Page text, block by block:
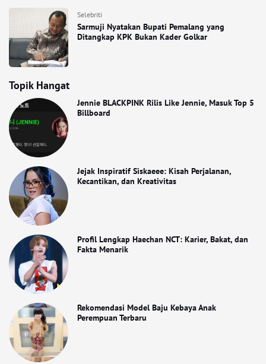
Selebriti
Sarmuji Nyatakan Bupati Pemalang yang
Ditangkap KPK Bukan Kader Golkar
Topik Hangat
Jennie BLACKPINK Rilis Like Jennie, Masuk Top 5
Billboard
Jejak Inspiratif Siskaeee: Kisah Perjalanan,
Kecantikan, dan Kreativitas
Profil Lengkap Haechan NCT: Karier, Bakat, dan
Fakta Menarik
Rekomendasi Model Baju Kebaya Anak
Perempuan Terbaru